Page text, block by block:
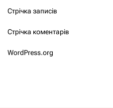
Стрічка записів
Стрічка коментарів
WordPress.org